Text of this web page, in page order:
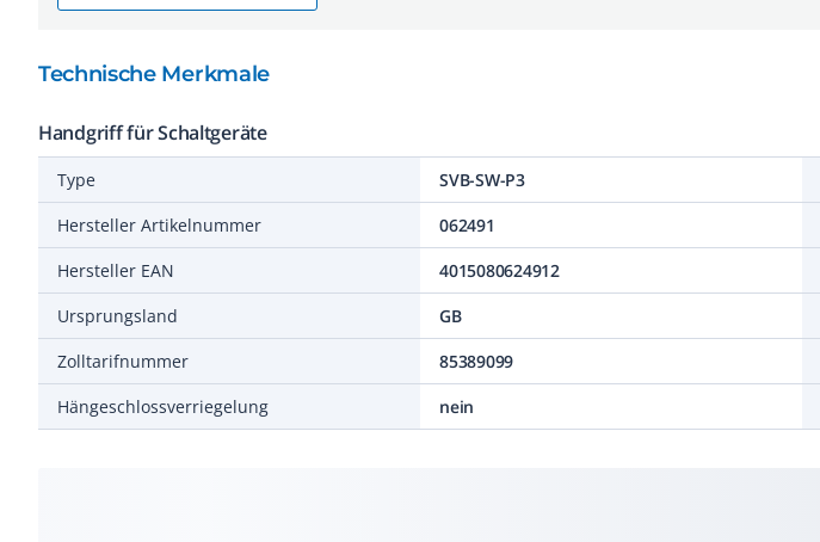
Technische Merkmale
Handgriff für Schaltgeräte
Type
SVB-SW-P3
Hersteller Artikelnummer
062491
Hersteller EAN
4015080624912
Ursprungsland
GB
Zolltarifnummer
85389099
Hängeschlossverriegelung
nein